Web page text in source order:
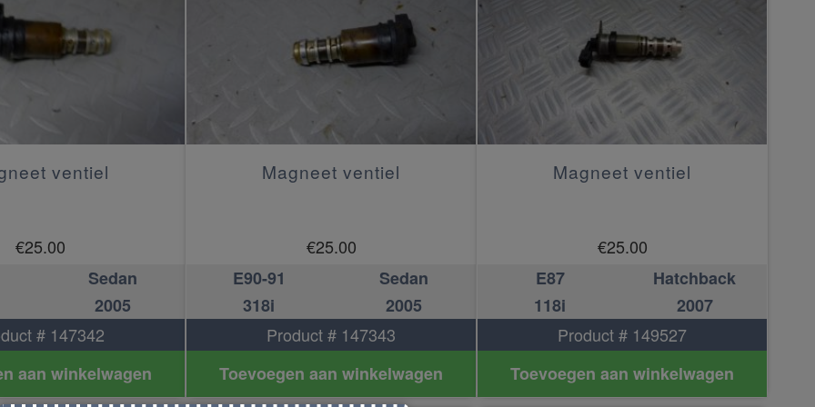
ventiel
€25.00
Sedan
2005
# 147342
aan winkelwagen
Magneet ventiel
€25.00
E90-91
Sedan
318i
2005
Product # 147343
Toevoegen aan winkelwagen
Magneet ventiel
€25.00
E87
Hatchback
118i
2007
Product # 149527
Toevoegen aan winkelwagen